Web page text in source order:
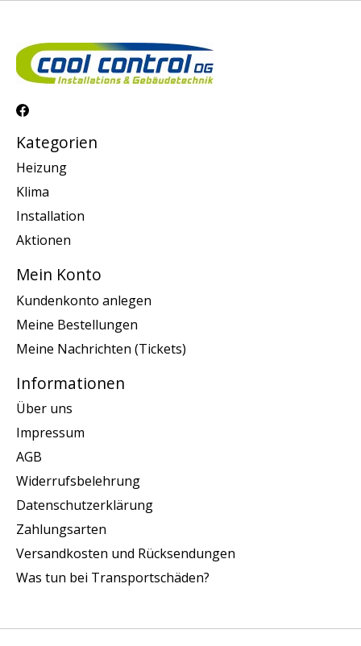
Kategorien
Heizung
Klima
Installation
Aktionen
Mein Konto
Kundenkonto anlegen
Meine Bestellungen
Meine Nachrichten (Tickets)
Informationen
Über uns
Impressum
AGB
Widerrufsbelehrung
Datenschutzerklärung
Zahlungsarten
Versandkosten und Rücksendungen
Was tun bei Transportschäden?